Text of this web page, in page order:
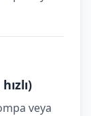
veya